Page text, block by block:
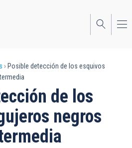
Posible detección de los esquivos
de los
negros